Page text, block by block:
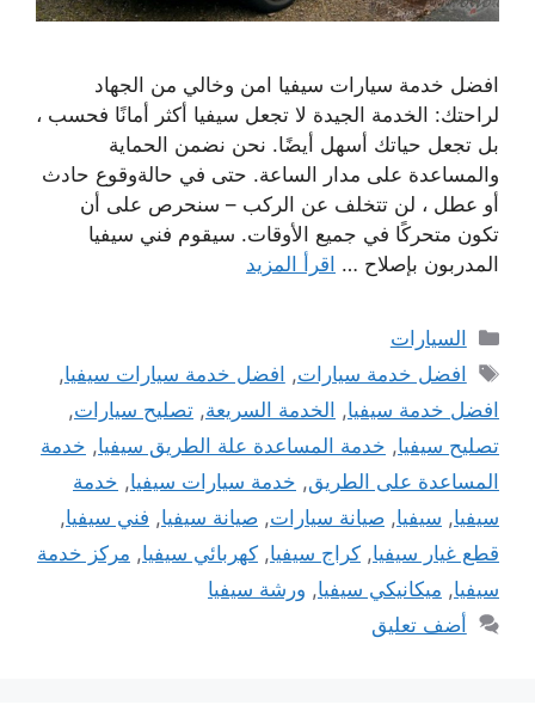
افضل خدمة سيارات سيفيا امن وخالي من الجهاد
لراحتك: الخدمة الجيدة لا تجعل سيفيا أكثر أمانًا فحسب ،
بل تجعل حياتك أسهل أيضًا. نحن نضمن الحماية
والمساعدة على مدار الساعة. حتى في حالةوقوع حادث
أو عطل ، لن تتخلف عن الركب – سنحرص على أن
تكون متحركًا في جميع الأوقات. سيقوم فني سيفيا
المدربون بإصلاح … اقرأ المزيد
التصنيفات
السيارات
الوسوم
افضل خدمة سيارات, افضل خدمة سيارات سيفيا,
افضل خدمة سيفيا, الخدمة السريعة, تصليح سيارات,
تصليح سيفيا, خدمة المساعدة علة الطريق سيفيا, خدمة
المساعدة على الطريق, خدمة سيارات سيفيا, خدمة
سيفيا, سيفيا, صيانة سيارات, صيانة سيفيا, فني سيفيا,
قطع غيار سيفيا, كراج سيفيا, كهربائي سيفيا, مركز خدمة
سيفيا, ميكانيكي سيفيا, ورشة سيفيا
أضف تعليق